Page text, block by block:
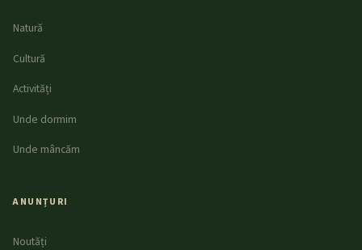
Natură
Cultură
Activități
Unde dormim
Unde mâncăm
ANUNȚURI
Noutăți